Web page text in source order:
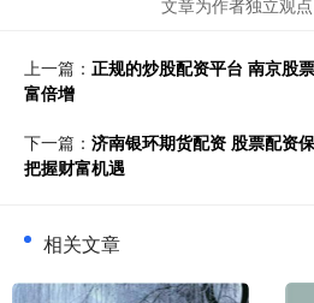
文章为作者独立观
上一篇： 正规的炒股配资平台 南京股
富倍增
下一篇： 济南银环期货配资 股票配资
把握财富机遇
相关文章